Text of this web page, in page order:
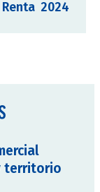
Renta 2024
territorio